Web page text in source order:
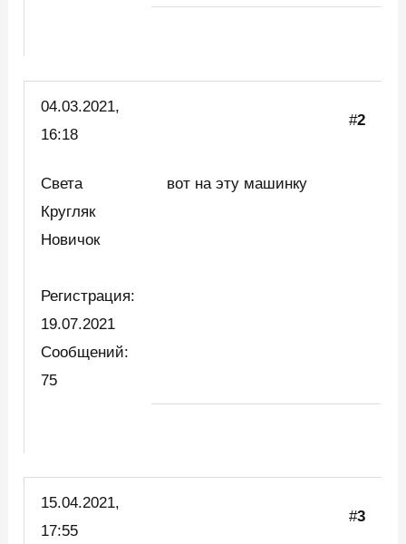
04.03.2021,
16:18
#2
Света
Кругляк
Новичок
Регистрация:
19.07.2021
Сообщений:
75
вот на эту машинку
15.04.2021,
17:55
#3